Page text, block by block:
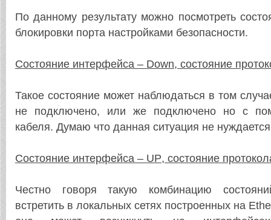
По данному результату можно посмотреть
блокировки порта настройками безопасности.
Состояние интерфейса – Down, состояние
Такое состояние может наблюдаться в том
не подключено, или же подключено но с
кабеля. Думаю что данная ситуация не
Состояние интерфейса – UP, состояние
Честно говоря такую комбинацию
встретить в локальных сетях построенных на